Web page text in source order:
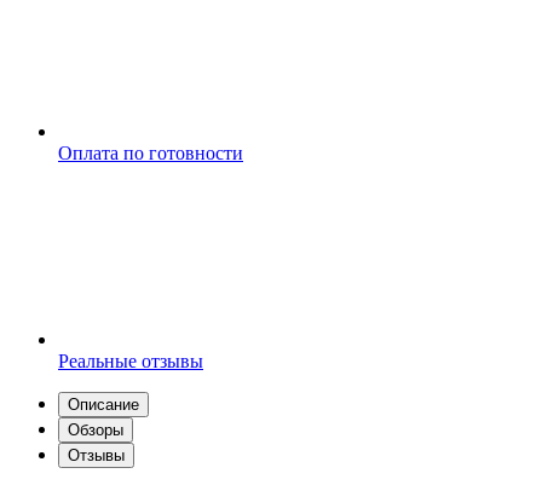
Оплата по готовности
Реальные отзывы
Описание
Обзоры
Отзывы